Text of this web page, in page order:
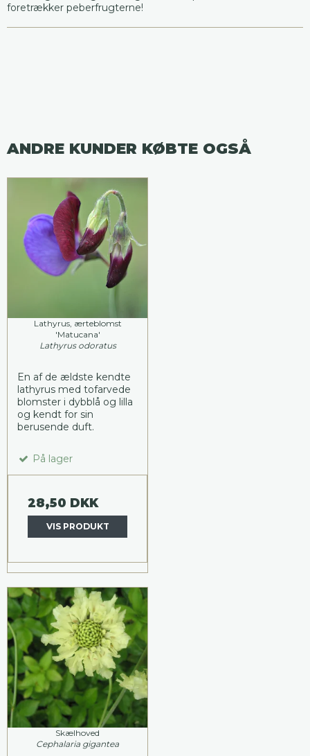
foretrækker peberfrugterne!
ANDRE KUNDER KØBTE OGSÅ
Lathyrus, ærteblomst
'Matucana'
Lathyrus odoratus
En af de ældste kendte
lathyrus med tofarvede
blomster i dybblå og lilla
og kendt for sin
berusende duft.
På lager
28,50 DKK
VIS PRODUKT
Skælhoved
Cephalaria gigantea